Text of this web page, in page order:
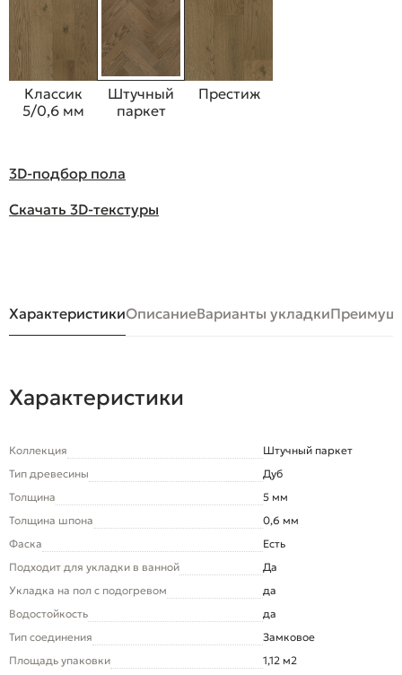
Классик
5/0,6 мм
Штучный
паркет
Престиж
3D-подбор пола
Скачать 3D-текстуры
ХарактеристикиОписаниеВарианты укладки
Характеристики
Коллекция
Штучный паркет
Тип древесины
Дуб
Толщина
5 мм
Толщина шпона
0,6 мм
Фаска
Есть
Подходит для укладки в ванной
Да
Укладка на пол c подогревом
да
Водостойкость
да
Тип соединения
Замковое
Площадь упаковки
1,12 м2